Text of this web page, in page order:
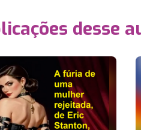
desse